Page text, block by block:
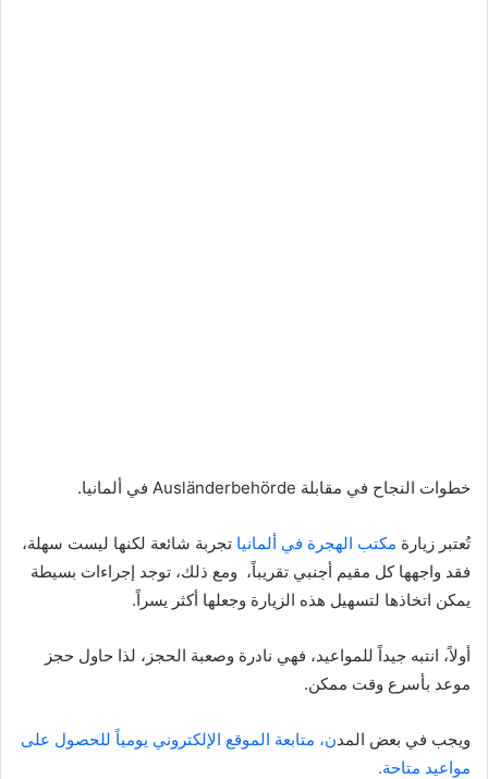
خطوات النجاح في مقابلة Ausländerbehörde في ألمانيا.
تُعتبر زيارة مكتب الهجرة في ألمانيا تجربة شائعة لكنها ليست سهلة،
فقد واجهها كل مقيم أجنبي تقريباً، ومع ذلك، توجد إجراءات بسيطة
يمكن اتخاذها لتسهيل هذه الزيارة وجعلها أكثر يسراً.
أولاً، انتبه جيداً للمواعيد، فهي نادرة وصعبة الحجز، لذا حاول حجز
موعد بأسرع وقت ممكن.
ويجب في بعض المدن، متابعة الموقع الإلكتروني يومياً للحصول على
مواعيد متاحة.